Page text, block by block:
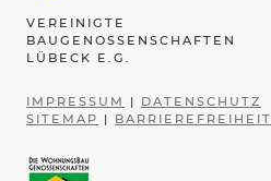
VEREINIGTE
BAUGENOSSENSCHAFTEN
LÜBECK E.G.
IMPRESSUM | DATENSCHUTZ
SITEMAP | BARRIEREFREIHEIT